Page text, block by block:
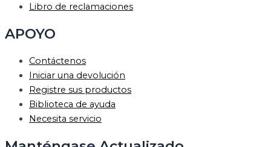
Libro de reclamaciones
APOYO
Contáctenos
Iniciar una devolución
Registre sus productos
Biblioteca de ayuda
Necesita servicio